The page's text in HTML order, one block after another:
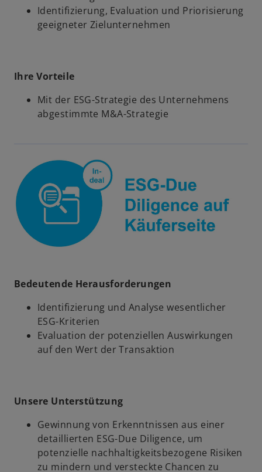
Identifizierung, Evaluation und Priorisierung
geeigneter Zielunternehmen
Ihre Vorteile
Mit der ESG-Strategie des Unternehmens
abgestimmte M&A-Strategie
Bedeutende Herausforderungen
Identifizierung und Analyse wesentlicher
ESG-Kriterien
Evaluation der potenziellen Auswirkungen
auf den Wert der Transaktion
Unsere Unterstützung
Gewinnung von Erkenntnissen aus einer
detaillierten ESG-Due Diligence, um
potenzielle nachhaltigkeitsbezogene Risiken
zu mindern und versteckte Chancen zu